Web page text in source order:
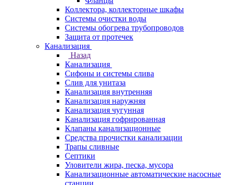
Коллектора, коллекторные шкафы
Системы очистки воды
Системы обогрева трубопроводов
Защита от протечек
Канализация
Назад
Канализация
Сифоны и системы слива
Слив для унитаза
Канализация внутренняя
Канализация наружняя
Канализация чугунная
Канализация гофрированная
Клапаны канализационные
Средства прочистки канализации
Трапы сливные
Септики
Уловители жира, песка, мусора
Канализационные автоматические насосные
станции